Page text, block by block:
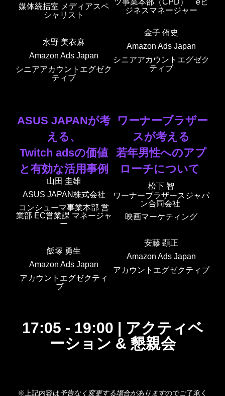
媒体統括室 メディアスペ
シャリスト
水野 美衣麻
Amazon Ads Japan
シニアアカウントエグゼク
ティブ
ツ事業本部（CPD） eビ
ジネスマネージャー
金子 侑史
Amazon Ads Japan
シニアアカウントエグゼク
ティブ
ASUS JAPANが考
える、
Twitch adsの価値
と有効な活用事例
ワーナーブラザー
スが考える
若年男性へのアプ
ローチについて
山田 圭雄
ASUS JAPAN株式会社
コンシューマ事業本部 営
業部 EC営業課 マネージャ
ー
飯塚 勇生
Amazon Ads Japan
アカウントエグゼクテ ィ
ブ
松下 智
ワーナーブラザースジャパ
ン合同会社
映画マーケティング
安藤 顕正
Amazon Ads Japan
アカウントエグゼクティブ
17:05 - 19:00
| アクティベ
ーション & 懇親会
※上記内容は予告なく変更する場合がありますのでご了承く